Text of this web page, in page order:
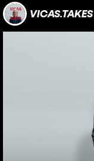
VICAS.TAKES